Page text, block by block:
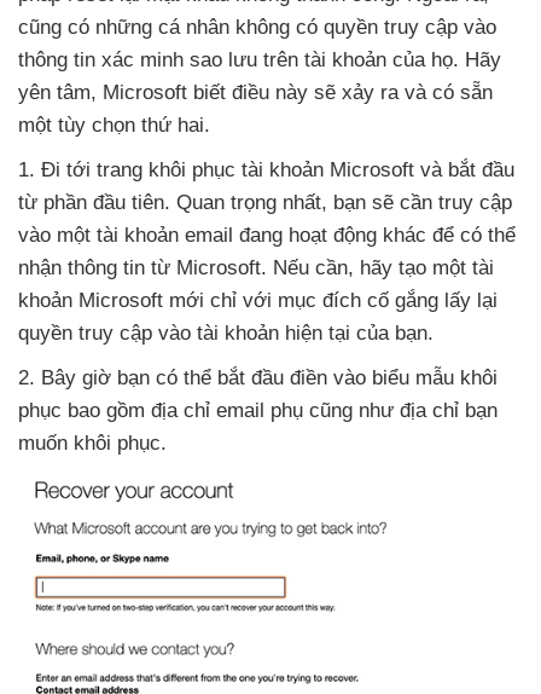
cũng có những cá nhân không có quyền truy cập vào
thông tin xác minh sao lưu trên tài khoản của họ. Hãy
yên tâm, Microsoft biết điều này sẽ xảy ra và có sẵn
một tùy chọn thứ hai.
1. Đi tới trang khôi phục tài khoản Microsoft và bắt đầu
từ phần đầu tiên. Quan trọng nhất, bạn sẽ cần truy cập
vào một tài khoản email đang hoạt động khác để có thể
nhận thông tin từ Microsoft. Nếu cần, hãy tạo một tài
khoản Microsoft mới chỉ với mục đích cố gắng lấy lại
quyền truy cập vào tài khoản hiện tại của bạn.
2. Bây giờ bạn có thể bắt đầu điền vào biểu mẫu khôi
phục bao gồm địa chỉ email phụ cũng như địa chỉ bạn
muốn khôi phục.